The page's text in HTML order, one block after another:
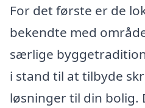
For det første er de
bekendte med
særlige
i stand til at tilbyde
løsninger til din bolig.